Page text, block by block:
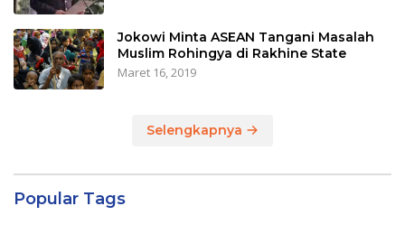
Jokowi Minta ASEAN Tangani Masalah
Muslim Rohingya di Rakhine State
Maret 16, 2019
Selengkapnya
Popular Tags